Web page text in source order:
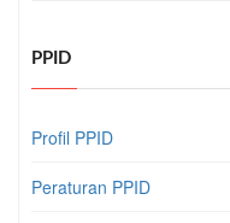
PPID
Profil PPID
Peraturan PPID